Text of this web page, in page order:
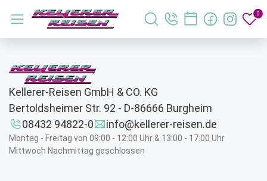
Menü öffnen Suche öffnen
Suche schliessen
0
Kellerer-Reisen GmbH & CO. KG
Bertoldsheimer Str. 92 - D-86666 Burgheim
08432 94822-0
info@kellerer-reisen.de
Montag - Freitag von 09:00 - 12:00 Uhr & 13:00 - 17:00 Uhr
Mittwoch Nachmittag geschlossen